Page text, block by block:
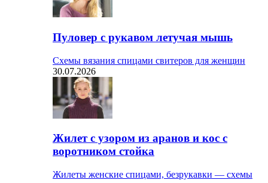
Пуловер с рукавом летучая мышь
Схемы вязания спицами свитеров для женщин
30.07.2026
Жилет с узором из аранов и кос с
воротником стойка
Жилеты женские спицами, безрукавки — схемы